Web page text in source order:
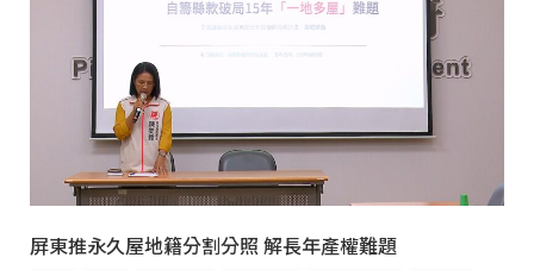
屏東推永久屋地籍分割分照 解長年產權難題